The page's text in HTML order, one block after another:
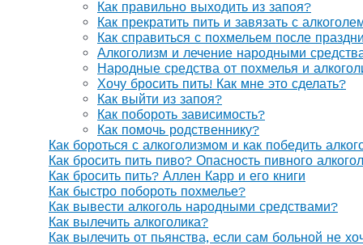
Как правильно выходить из запоя?
Как прекратить пить и завязать с
Как справиться с похмельем после
Алкоголизм и лечение народными
Народные средства от похмелья и
Хочу бросить пить! Как мне это сделать?
Как выйти из запоя?
Как побороть зависимость?
Как помочь родственнику?
Как бороться с алкоголизмом и как победить
Как бросить пить пиво? Опасность пивного
Как бросить пить? Аллен Карр и его книги
Как быстро побороть похмелье?
Как вывести алкоголь народными средствами?
Как вылечить алкоголика?
Как вылечить от пьянства, если сам больной не